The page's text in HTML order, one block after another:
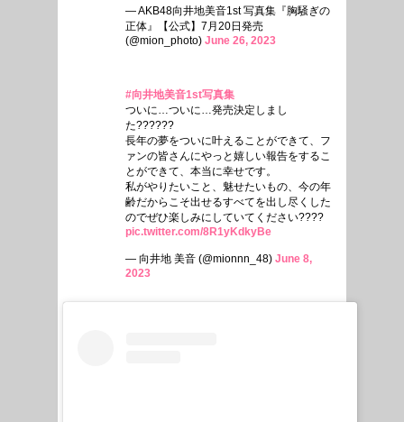
— AKB48向井地美音1st 写真集『胸騒ぎの
正体』【公式】7月20日発売
(@mion_photo) June 26, 2023
#向井地美音1st写真集
ついに…ついに…発売決定しまし
た??????
長年の夢をついに叶えることができて、フ
ァンの皆さんにやっと嬉しい報告をするこ
とができて、本当に幸せです。
私がやりたいこと、魅せたいもの、今の年
齢だからこそ出せるすべてを出し尽くした
のでぜひ楽しみにしていてください????
pic.twitter.com/8R1yKdkyBe
— 向井地 美音 (@mionnn_48) June 8,
2023